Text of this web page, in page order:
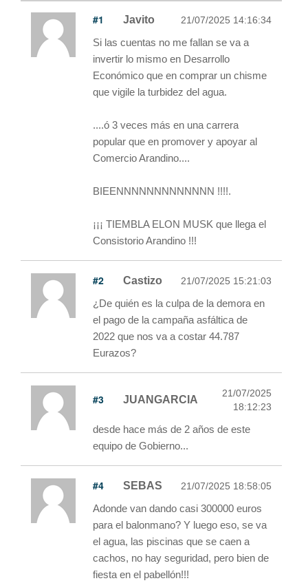
#1 Javito 21/07/2025 14:16:34
Si las cuentas no me fallan se va a
invertir lo mismo en Desarrollo
Económico que en comprar un chisme
que vigile la turbidez del agua.
....ó 3 veces más en una carrera
popular que en promover y apoyar al
Comercio Arandino....
BIEENNNNNNNNNNNNN !!!!.
¡¡¡ TIEMBLA ELON MUSK que llega el
Consistorio Arandino !!!
#2 Castizo 21/07/2025 15:21:03
¿De quién es la culpa de la demora en
el pago de la campaña asfáltica de
2022 que nos va a costar 44.787
Eurazos?
#3 JUANGARCIA
21/07/2025
18:12:23
desde hace más de 2 años de este
equipo de Gobierno...
#4 SEBAS 21/07/2025 18:58:05
Adonde van dando casi 300000 euros
para el balonmano? Y luego eso, se va
el agua, las piscinas que se caen a
cachos, no hay seguridad, pero bien de
fiesta en el pabellón!!!